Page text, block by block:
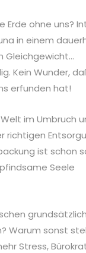
Erde ohne uns?
in einem
Gleichgewicht…
Kein Wunder,
erfunden hat!
im Umbruch
richtigen
ist schon
Seele
Warum sonst
Stress,